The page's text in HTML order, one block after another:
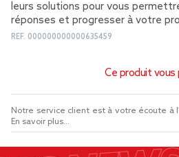
leurs solutions pour vous
réponses et progresser à votre
REF. 000000000000635459
Ce produit vous
Notre service client est à votre écoute à
En savoir plus...